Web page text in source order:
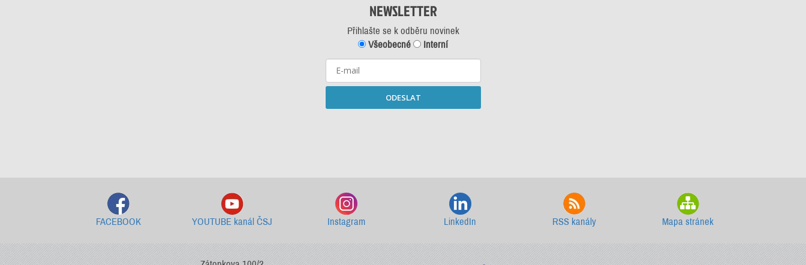
NEWSLETTER
Přihlašte se k odběru novinek
Všeobecné
Interní
ODESLAT
FACEBOOK YOUTUBE kanál ČSJ Instagram LinkedIn RSS kanály Mapa stránek